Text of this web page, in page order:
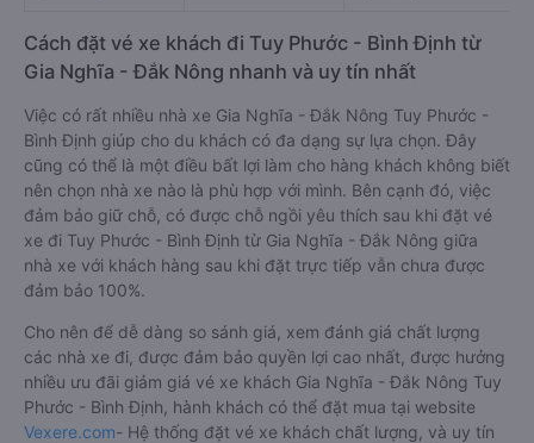
Cách đặt vé xe khách đi Tuy Phước - Bình Định từ
Gia Nghĩa - Đắk Nông nhanh và uy tín nhất
Việc có rất nhiều nhà xe Gia Nghĩa - Đắk Nông Tuy Phước -
Bình Định giúp cho du khách có đa dạng sự lựa chọn. Đây
cũng có thể là một điều bất lợi làm cho hàng khách không biết
nên chọn nhà xe nào là phù hợp với mình. Bên cạnh đó, việc
đảm bảo giữ chỗ, có được chỗ ngồi yêu thích sau khi đặt vé
xe đi Tuy Phước - Bình Định từ Gia Nghĩa - Đắk Nông giữa
nhà xe với khách hàng sau khi đặt trực tiếp vẫn chưa được
đảm bảo 100%.
Cho nên để dễ dàng so sánh giá, xem đánh giá chất lượng
các nhà xe đi, được đảm bảo quyền lợi cao nhất, được hưởng
nhiều ưu đãi giảm giá vé xe khách Gia Nghĩa - Đắk Nông Tuy
Phước - Bình Định, hành khách có thể đặt mua tại website
Vexere.com- Hệ thống đặt vé xe khách chất lượng, và uy tín